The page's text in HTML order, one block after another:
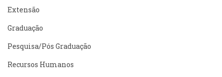
Extensão
Graduação
Pesquisa/Pós Graduação
Recursos Humanos